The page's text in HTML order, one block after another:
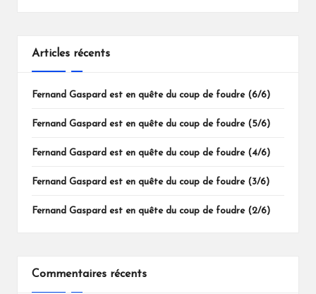
Articles récents
Fernand Gaspard est en quête du coup de foudre (6/6)
Fernand Gaspard est en quête du coup de foudre (5/6)
Fernand Gaspard est en quête du coup de foudre (4/6)
Fernand Gaspard est en quête du coup de foudre (3/6)
Fernand Gaspard est en quête du coup de foudre (2/6)
Commentaires récents